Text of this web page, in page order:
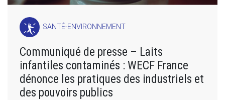
SANTÉ-ENVIRONNEMENT
Communiqué de presse – Laits
infantiles contaminés : WECF France
dénonce les pratiques des industriels et
des pouvoirs publics